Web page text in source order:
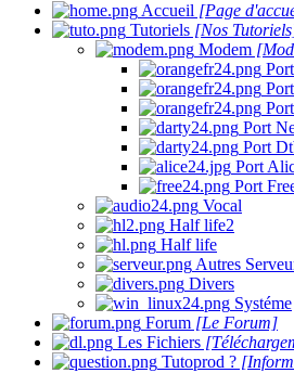
Accueil [Page
Tutoriels [Nos
Modem
Port
Port
Port
Port
Vocal
Half life2
Half life
Autres
Divers
Systéme
Forum [Le Forum]
Les Fichiers
Tutoprod ?